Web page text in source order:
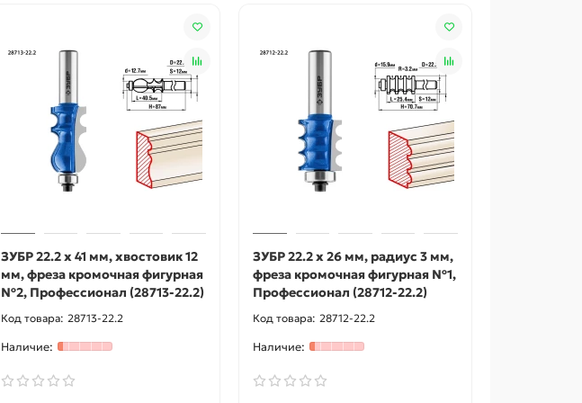
ЗУБР 22.2 x 41 мм, хвостовик 12
мм, фреза кромочная фигурная
№2, Профессионал (28713-22.2)
28713-22.2
ЗУБР 22.2 x 26 мм, радиус 3 мм,
фреза кромочная фигурная №1,
Профессионал (28712-22.2)
28712-22.2